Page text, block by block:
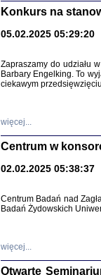
Konkurs na
05.02.2025 05:29:20
Zapraszamy do udziału
Barbary Engelking. To
ciekawym
więcej...
Centrum w
02.02.2025 05:38:37
Centrum Badań nad
Badań Żydowskich
więcej...
Otwarte